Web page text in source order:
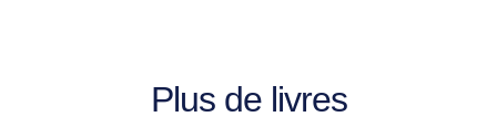
Plus de livres